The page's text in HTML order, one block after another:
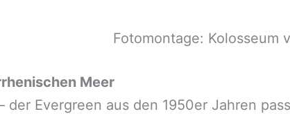
Fotomontage: Kolosseum
Meer
der Evergreen aus den 1950er Jahren